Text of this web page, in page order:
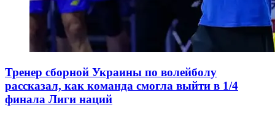
Тренер сборной Украины по волейболу
рассказал, как команда смогла выйти в 1/4
финала Лиги наций